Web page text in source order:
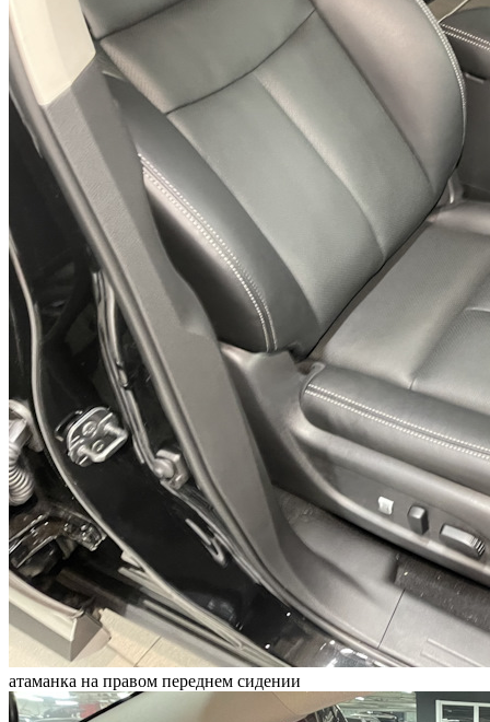
атаманка на правом переднем сидении